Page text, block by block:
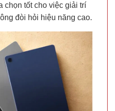
chọn tốt cho việc giải trí
đòi hỏi hiệu năng cao.